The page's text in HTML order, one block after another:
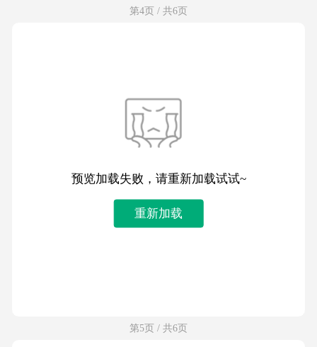
第4页 / 共6页
预览加载失败，请重新加载试试~
重新加载
第5页 / 共6页